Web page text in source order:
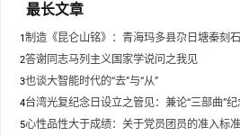
最长文章
1制造《昆仑山铭》：青海玛多县尕日塘秦刻
2答谢同志马列主义国家学说问之我见
3也谈大智能时代的“去”与“从”
4台湾光复纪念日设立之管见：兼论“三部曲”
5心性品性大于成绩：关于党员团员的准入标